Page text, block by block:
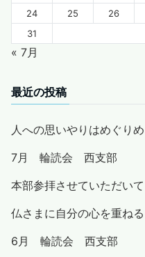
24
25 26
31
« 7月
最近の投稿
人への思いやりはめぐり
7月 輪読会 西支部
本部参拝させていた
仏さまに自分の心を重ねる
6月 輪読会 西支部